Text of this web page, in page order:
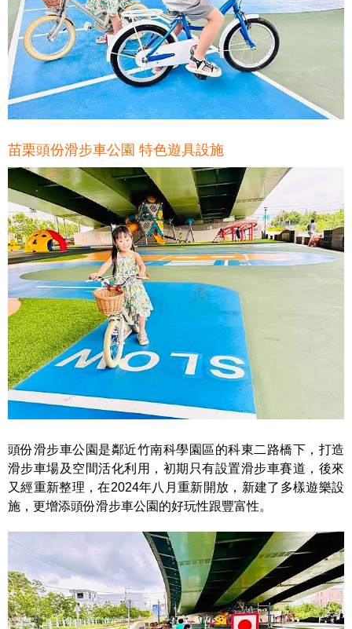
苗栗頭份滑步車公園 特色遊具設施
頭份滑步車公園是鄰近竹南科學園區的科東二路橋下，打造
滑步車場及空間活化利用，初期只有設置滑步車賽道，後來
又經重新整理，在2024年八月重新開放，新建了多樣遊樂設
施，更增添頭份滑步車公園的好玩性跟豐富性。